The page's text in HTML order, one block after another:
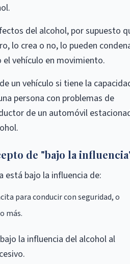
del alcohol, por supuesto
lo crea o no, lo pueden
vehículo en movimiento.
un vehículo si tiene la
persona con problemas de
de un automóvil
de "bajo la
está bajo la influencia de:
para conducir con seguridad, o
más.
la influencia del alcohol al